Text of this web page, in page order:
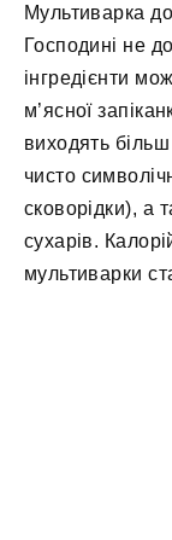
Мультиварка
Господині не
інгредієнти
м’ясної
виходять
чисто
сковорідки), а
сухарів.
мультиварки